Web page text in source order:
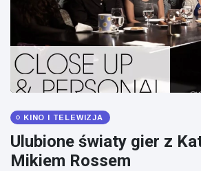
KINO I TELEWIZJA
Ulubione światy gier z
Mikiem Rossem